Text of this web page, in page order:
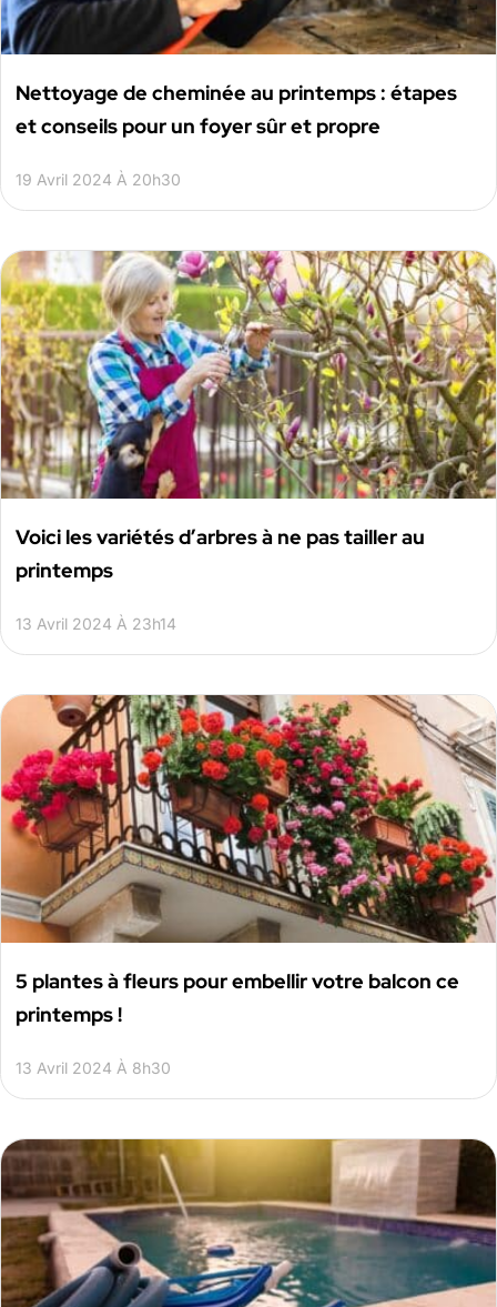
Nettoyage de cheminée au printemps : étapes
et conseils pour un foyer sûr et propre
19 Avril 2024 À 20h30
Voici les variétés d’arbres à ne pas tailler au
printemps
13 Avril 2024 À 23h14
5 plantes à fleurs pour embellir votre balcon ce
printemps !
13 Avril 2024 À 8h30